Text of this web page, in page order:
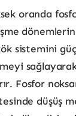
oranda
sistemini
Fosfor
düşüş